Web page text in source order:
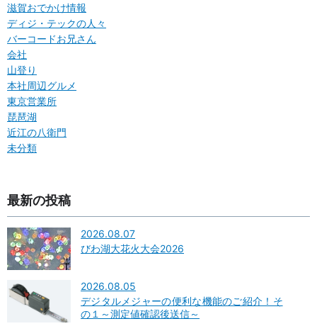
滋賀おでかけ情報
ディジ・テックの人々
バーコードお兄さん
会社
山登り
本社周辺グルメ
東京営業所
琵琶湖
近江の八衛門
未分類
最新の投稿
2026.08.07
びわ湖大花火大会2026
2026.08.05
デジタルメジャーの便利な機能のご紹介！そ
の１～測定値確認後送信～